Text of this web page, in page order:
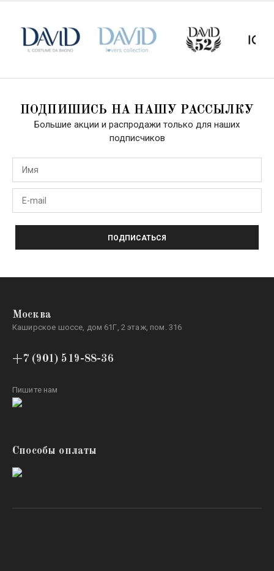
ПОДПИШИСЬ НА НАШУ РАССЫЛКУ
Большие акции и распродажи только для наших
подписчиков
ПОДПИСАТЬСЯ
Москва
Каширское шоссе, дом 61Г, 2 этаж, пом. 316
+7 (901) 519-88-36
Пишите нам
Способы оплаты